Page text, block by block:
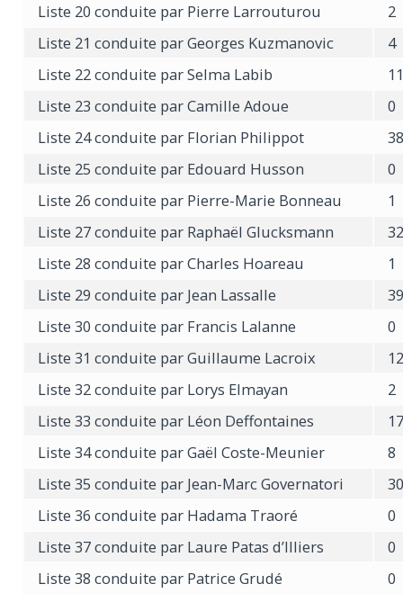
Liste 20 conduite par Pierre Larrouturou
2
Liste 21 conduite par Georges Kuzmanovic
4
Liste 22 conduite par Selma Labib
11
Liste 23 conduite par Camille Adoue
0
Liste 24 conduite par Florian Philippot
38
Liste 25 conduite par Edouard Husson
0
Liste 26 conduite par Pierre-Marie Bonneau
1
Liste 27 conduite par Raphaël Glucksmann
Liste 28 conduite par Charles Hoareau
1
Liste 29 conduite par Jean Lassalle
39
Liste 30 conduite par Francis Lalanne
0
Liste 31 conduite par Guillaume Lacroix
12
Liste 32 conduite par Lorys Elmayan
2
Liste 33 conduite par Léon Deffontaines
Liste 34 conduite par Gaël Coste-Meunier
8
Liste 35 conduite par Jean-Marc Governatori
30
Liste 36 conduite par Hadama Traoré
0
Liste 37 conduite par Laure Patas d’Illiers
0
Liste 38 conduite par Patrice Grudé
0